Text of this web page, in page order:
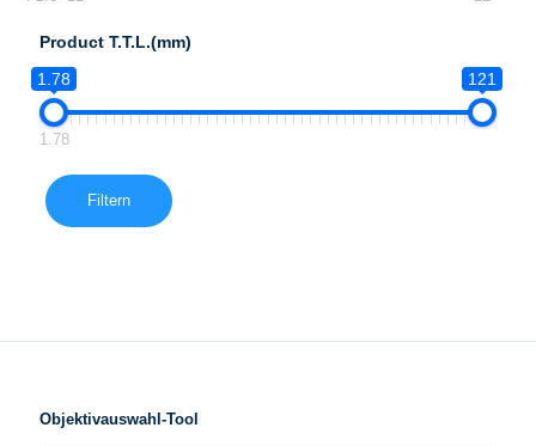
Product T.T.L.(mm)
1.78
121
1.78
Filtern
Objektivauswahl-Tool